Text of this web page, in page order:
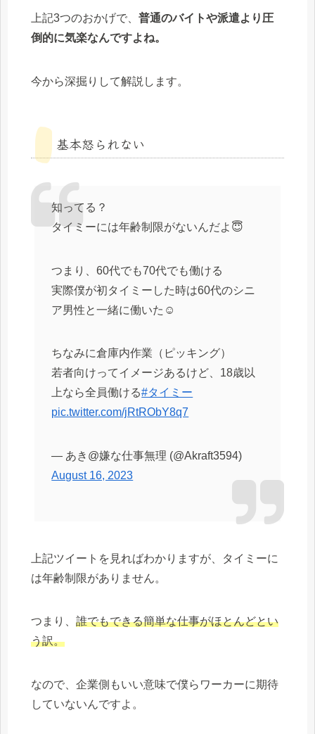
上記3つのおかげで、普通のバイトや派遣より圧
倒的に気楽なんですよね。
今から深掘りして解説します。
基本怒られない
知ってる？
タイミーには年齢制限がないんだよ😇
つまり、60代でも70代でも働ける
実際僕が初タイミーした時は60代のシニ
ア男性と一緒に働いた☺️
ちなみに倉庫内作業（ピッキング）
若者向けってイメージあるけど、18歳以
上なら全員働ける#タイミー
pic.twitter.com/jRtRObY8q7
— あき@嫌な仕事無理 (@Akraft3594)
August 16, 2023
上記ツイートを見ればわかりますが、タイミーに
は年齢制限がありません。
つまり、誰でもできる簡単な仕事がほとんどとい
う訳。
なので、企業側もいい意味で僕らワーカーに期待
していないんですよ。